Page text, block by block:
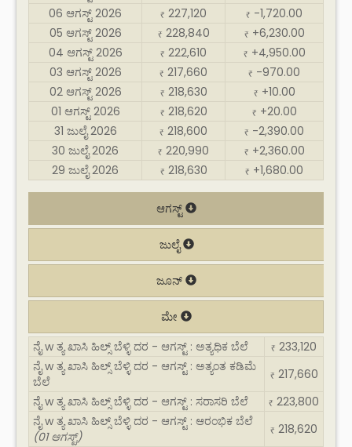
06 ಆಗಸ್ಟ್ 2026
₹ 227,120 ₹ -1,720.00
05 ಆಗಸ್ಟ್ 2026
₹ 228,840 ₹ +6,230.00
04 ಆಗಸ್ಟ್ 2026
₹ 222,610 ₹ +4,950.00
03 ಆಗಸ್ಟ್ 2026
₹ 217,660 ₹ -970.00
02 ಆಗಸ್ಟ್ 2026
₹ 218,630 ₹ +10.00
01 ಆಗಸ್ಟ್ 2026
₹ 218,620 ₹ +20.00
31 ಜುಲೈ 2026
₹ 218,600 ₹ -2,390.00
30 ಜುಲೈ 2026
₹ 220,990 ₹ +2,360.00
29 ಜುಲೈ 2026
₹ 218,630 ₹ +1,680.00
ಆಗಸ್ಟ್
ಜುಲೈ
ಜೂನ್
ಮೇ
ನೈ w ತ್ಯ ಖಾಸಿ ಹಿಲ್ಸ್ ಬೆಳ್ಳಿ ದರ - ಆಗಸ್ಟ್ : ಅತ್ಯಧಿಕ ಬೆಲೆ
₹ 233,120
ನೈ w ತ್ಯ ಖಾಸಿ ಹಿಲ್ಸ್ ಬೆಳ್ಳಿ ದರ - ಆಗಸ್ಟ್ : ಅತ್ಯಂತ ಕಡಿಮೆ
ಬೆಲೆ
₹ 217,660
ನೈ w ತ್ಯ ಖಾಸಿ ಹಿಲ್ಸ್ ಬೆಳ್ಳಿ ದರ - ಆಗಸ್ಟ್ : ಸರಾಸರಿ ಬೆಲೆ
₹ 223,800
ನೈ w ತ್ಯ ಖಾಸಿ ಹಿಲ್ಸ್ ಬೆಳ್ಳಿ ದರ - ಆಗಸ್ಟ್ : ಆರಂಭಿಕ ಬೆಲೆ
(01 ಆಗಸ್ಟ್)
₹ 218,620